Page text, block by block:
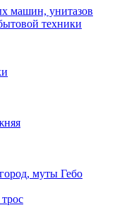
машин, унитазов
техники
муты Гебо